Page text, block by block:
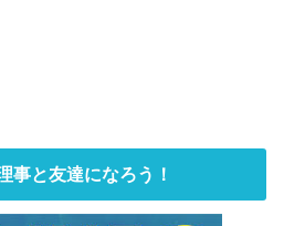
事と友達になろう！